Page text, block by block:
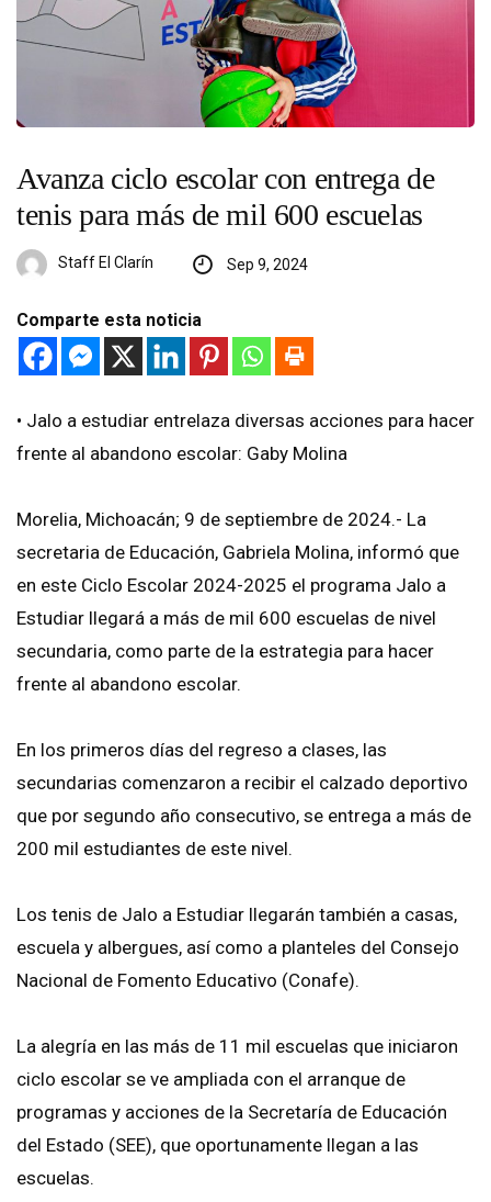
Avanza ciclo escolar con entrega de
tenis para más de mil 600 escuelas
Staff El Clarín Sep 9, 2024
Comparte esta noticia
•⁠ ⁠Jalo a estudiar entrelaza diversas acciones para hacer
frente al abandono escolar: Gaby Molina
Morelia, Michoacán; 9 de septiembre de 2024.- La
secretaria de Educación, Gabriela Molina, informó que
en este Ciclo Escolar 2024-2025 el programa Jalo a
Estudiar llegará a más de mil 600 escuelas de nivel
secundaria, como parte de la estrategia para hacer
frente al abandono escolar.
En los primeros días del regreso a clases, las
secundarias comenzaron a recibir el calzado deportivo
que por segundo año consecutivo, se entrega a más de
200 mil estudiantes de este nivel.
Los tenis de Jalo a Estudiar llegarán también a casas,
escuela y albergues, así como a planteles del Consejo
Nacional de Fomento Educativo (Conafe).
La alegría en las más de 11 mil escuelas que iniciaron
ciclo escolar se ve ampliada con el arranque de
programas y acciones de la Secretaría de Educación
del Estado (SEE), que oportunamente llegan a las
escuelas.